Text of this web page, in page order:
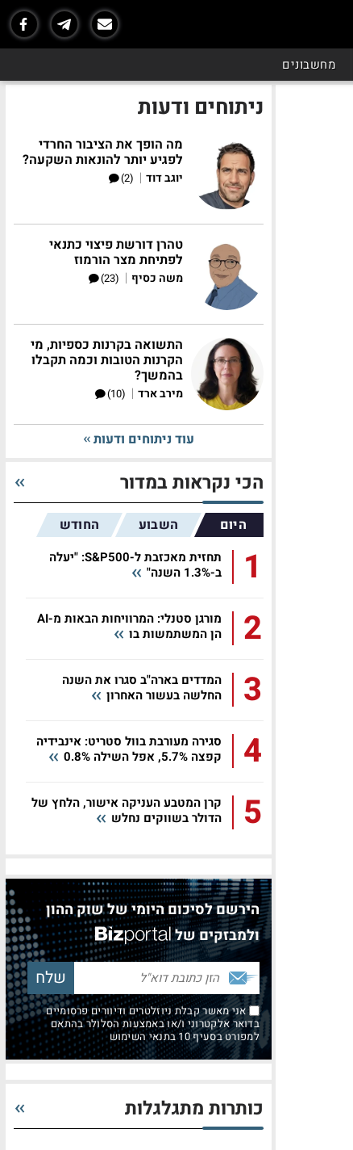
מחשבונים
ניתוחים ודעות
מה הופך את הציבור החרדי
לפגיע יותר להונאות השקעה?
יוגב דוד |
(2)
טהרן דורשת פיצוי כתנאי
לפתיחת מצר הורמוז
משה כסיף |
(23)
התשואה בקרנות כספיות, מי
הקרנות הטובות וכמה תקבלו
בהמשך?
מירב ארד |
(10)
עוד ניתוחים ודעות
הכי נקראות במדור
היום השבוע החודש
1
תחזית מאכזבת ל-S&P500: "יעלה
ב-1.3% השנה"
2
מורגן סטנלי: המרוויחות הבאות מ-AI
הן המשתמשות בו
3
המדדים בארה"ב סגרו את השנה
החלשה בעשור האחרון
4
סגירה מעורבת בוול סטריט: אינבידיה
קפצה 5.7%, אפל השילה 0.8%
5
קרן המטבע העניקה אישור, הלחץ של
הדולר בשווקים נחלש
הירשם לסיכום היומי של שוק ההון
ולמבזקים של
אני מאשר קבלת ניוזלטרים ודיוורים פרסומיים
בדואר אלקטרוני ו/או באמצעות הסלולר בהתאם
למפורט בסעיף 10 בתנאי השימוש
כותרות מתגלגלות